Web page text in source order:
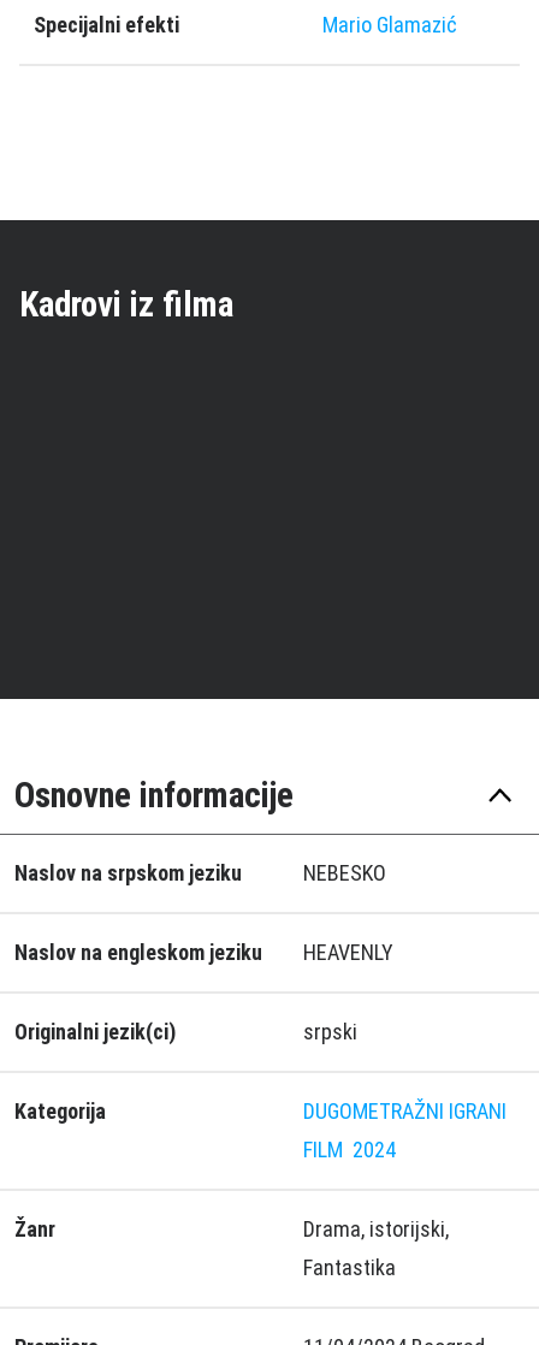
Specijalni efekti Mario Glamazić
Kadrovi iz filma
Osnovne informacije
Naslov na srpskom jeziku NEBESKO
Naslov na engleskom jeziku HEAVENLY
Originalni jezik(ci) srpski
Kategorija
DUGOMETRAŽNI IGRANI
FILM 2024
Žanr
Drama, istorijski,
Fantastika